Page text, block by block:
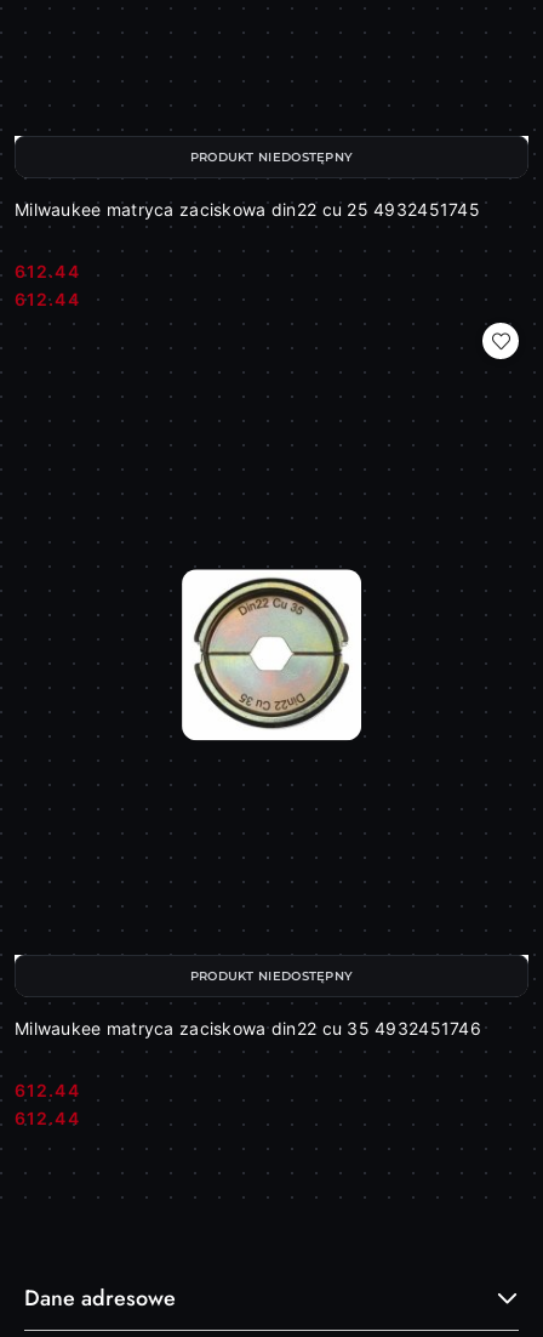
Milwaukee matryca zaciskowa din22 cu 25 4932451745
Cena:
612.44
Cena:
612.44
PRODUKT NIEDOSTĘPNY
Milwaukee matryca zaciskowa din22 cu 35 4932451746
Cena:
612.44
Cena:
612.44
PRODUKT NIEDOSTĘPNY
Dane adresowe